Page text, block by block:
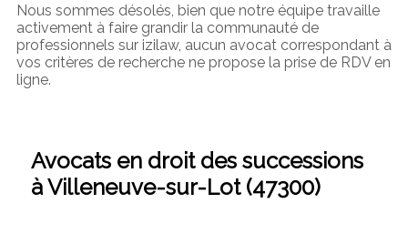
Nous sommes désolés, bien que notre équipe travaille
activement à faire grandir la communauté de
professionnels sur izilaw, aucun avocat correspondant à
vos critères de recherche ne propose la prise de RDV en
ligne.
Avocats en droit des successions
à Villeneuve-sur-Lot (47300)